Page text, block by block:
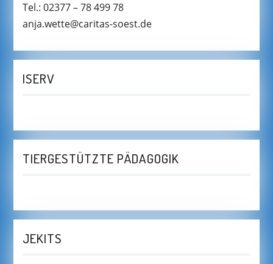
Tel.: 02377 – 78 499 78
anja.wette@caritas-soest.de
ISERV
TIERGESTÜTZTE PÄDAGOGIK
JEKITS